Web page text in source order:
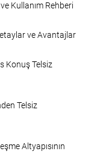
Kullanım Rehberi
ve Avantajlar
Konuş Telsiz
Telsiz
Altyapısının